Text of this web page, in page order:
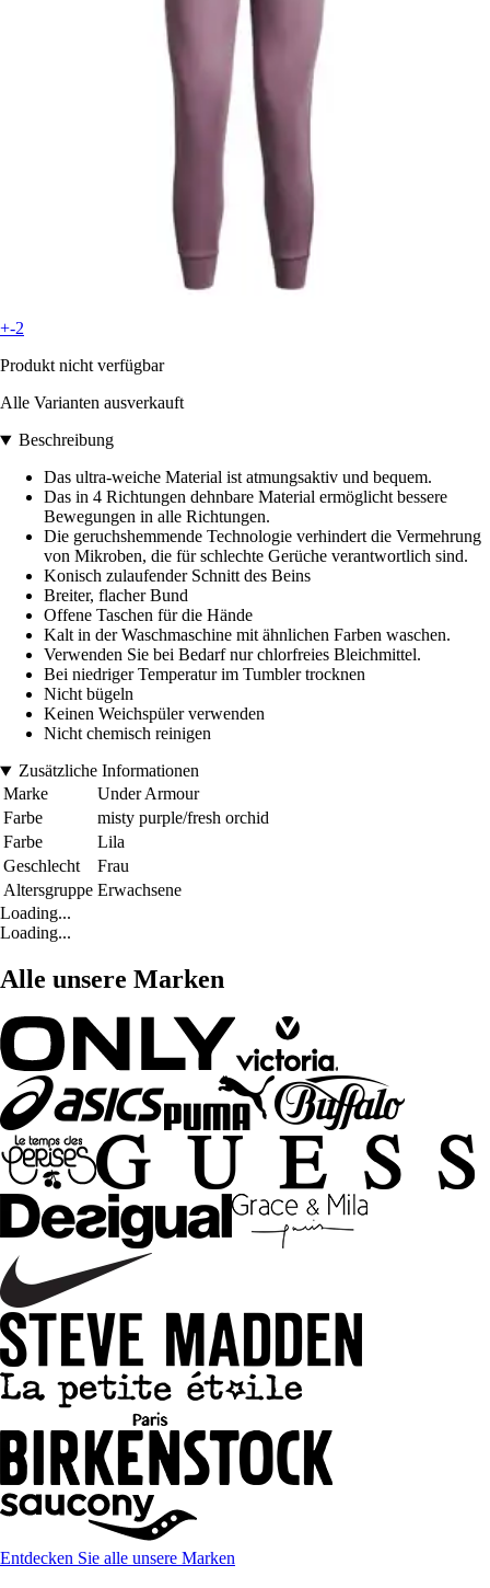
+-2
Produkt nicht verfügbar
Alle Varianten ausverkauft
Beschreibung
Das ultra-weiche Material ist atmungsaktiv und bequem.
Das in 4 Richtungen dehnbare Material ermöglicht bessere
Bewegungen in alle Richtungen.
Die geruchshemmende Technologie verhindert die Vermehrung
von Mikroben, die für schlechte Gerüche verantwortlich sind.
Konisch zulaufender Schnitt des Beins
Breiter, flacher Bund
Offene Taschen für die Hände
Kalt in der Waschmaschine mit ähnlichen Farben waschen.
Verwenden Sie bei Bedarf nur chlorfreies Bleichmittel.
Bei niedriger Temperatur im Tumbler trocknen
Nicht bügeln
Keinen Weichspüler verwenden
Nicht chemisch reinigen
Zusätzliche Informationen
Marke
Under Armour
Farbe
misty purple/fresh orchid
Farbe
Lila
Geschlecht
Frau
Altersgruppe Erwachsene
Loading...
Loading...
Alle unsere Marken
Entdecken Sie alle unsere Marken